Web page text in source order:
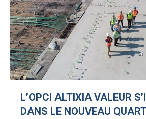
L’OPCI ALTIXIA VALEUR
DANS LE NOUVEAU